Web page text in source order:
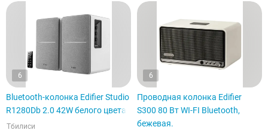
6
Bluetooth-колонка Edifier Studio
R1280Db 2.0 42W белого цвета
Тбилиси
6
Проводная колонка Edifier
S300 80 Вт WI-FI Bluetooth,
бежевая.